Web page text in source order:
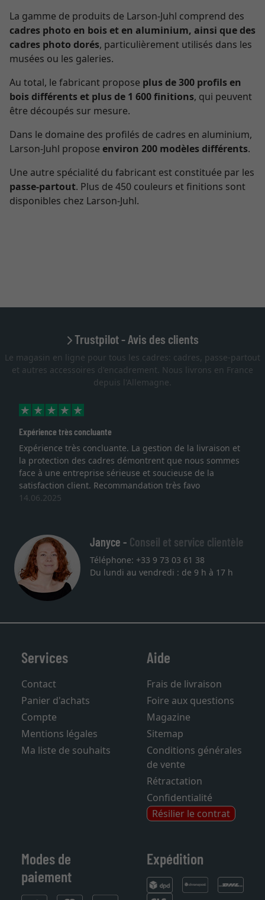
La gamme de produits de Larson-Juhl comprend des
cadres photo en bois et en aluminium, ainsi que des
cadres photo dorés, particulièrement utilisés dans les
musées ou les galeries.
Au total, le fabricant propose plus de 300 profils en
bois différents et plus de 1 600 finitions, qui peuvent
être découpés sur mesure.
Dans le domaine des profilés de cadres en aluminium,
Larson-Juhl propose environ 200 modèles différents.
Une autre spécialité du fabricant est constituée par les
passe-partout. Plus de 450 couleurs et finitions sont
disponibles chez Larson-Juhl.
Trustpilot - Avis des clients
Le magasin en ligne pour tous les cadres: cadres, passe-partout
et autres accessoires d'encadrement. Nous livrons en France
depuis l'Allemagne.
très concluante
très concluante. La gestion de la livraison et
protection des cadres démontrent que nous sommes
à une entreprise sérieuse et soucieuse de la
client. Recommandation très favo
Janyce - Conseil et service clientèle
Téléphone: +33 9 73 03 61 38
Services
Contact
Panier d'achats
Compte
Mentions légales
Aide
Frais de livraison
Foire aux questions
Magazine
Sitemap
Conditions générales
de vente
Rétractation
Confidentialité
Résilier le contrat
Modes de
paiement
Expédition